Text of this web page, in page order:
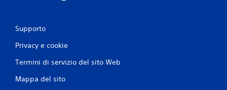
Supporto
Privacy e cookie
Termini di servizio del sito Web
Mappa del sito